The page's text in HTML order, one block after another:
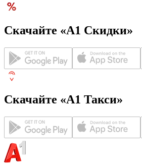
Скачайте «А1 Скидки»
Скачайте «А1 Такси»